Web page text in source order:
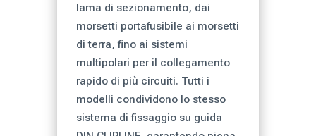
lama di sezionamento, dai
morsetti portafusibile ai morsetti
di terra, fino ai sistemi
multipolari per il collegamento
rapido di più circuiti. Tutti i
modelli condividono lo stesso
sistema di fissaggio su guida